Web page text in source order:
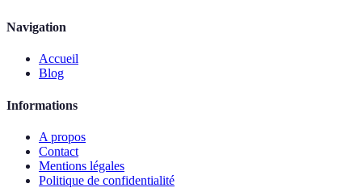
Navigation
Accueil
Blog
Informations
A propos
Contact
Mentions légales
Politique de confidentialité